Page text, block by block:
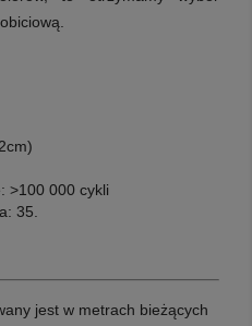
>100 000 cykli
35.
jest w metrach bieżących